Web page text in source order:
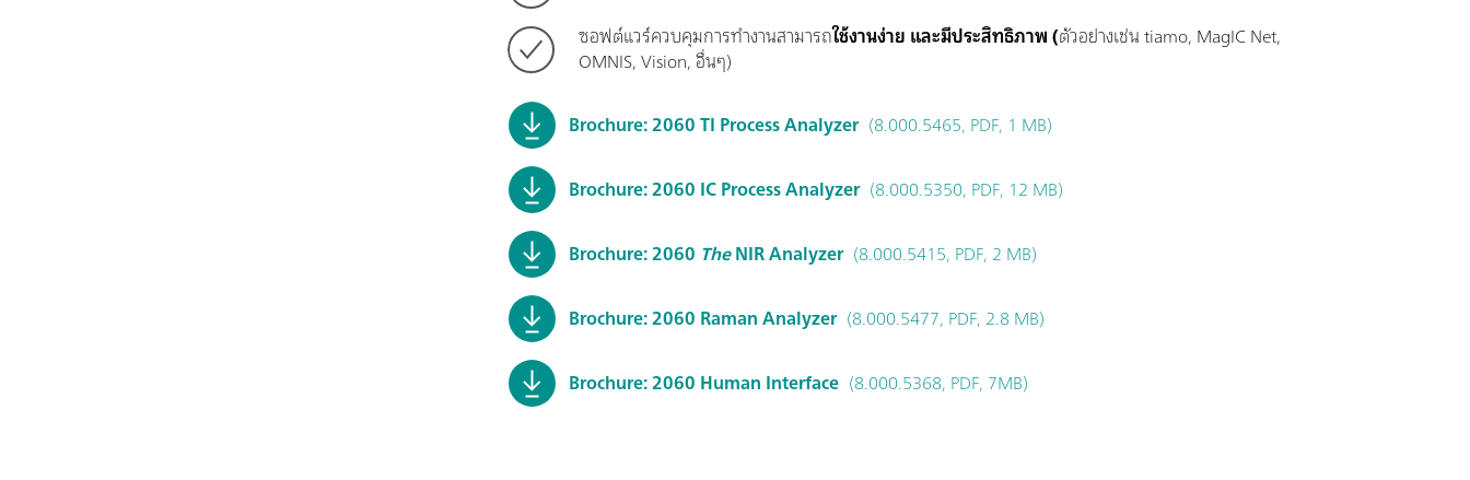
ซอฟต์แวร์ควบคุมการทำงานสามารถใช้งานง่าย และมีประสิทธิภาพ (ตัวอย่างเช่น tiamo, MagIC Net,
OMNIS, Vision, อื่นๆ)
Brochure: 2060 TI Process Analyzer (8.000.5465, PDF, 1 MB)
Brochure: 2060 IC Process Analyzer (8.000.5350, PDF, 12 MB)
Brochure: 2060 TheNIR Analyzer (8.000.5415, PDF, 2 MB)
Brochure: 2060 Raman Analyzer (8.000.5477, PDF, 2.8 MB)
Brochure: 2060 Human Interface (8.000.5368, PDF, 7MB)